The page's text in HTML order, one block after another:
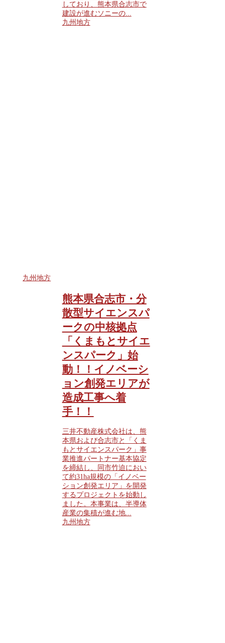
しており、熊本県合志市で
建設が進むソニーの...
九州地方
九州地方
熊本県合志市・分
散型サイエンスパ
ークの中核拠点
「くまもとサイエ
ンスパーク」始
動！！イノベーシ
ョン創発エリアが
造成工事へ着
手！！
三井不動産株式会社は、熊
本県および合志市と「くま
もとサイエンスパーク」事
業推進パートナー基本協定
を締結し、同市竹迫におい
て約31ha規模の「イノベー
ション創発エリア」を開発
するプロジェクトを始動し
ました。本事業は、半導体
産業の集積が進む地...
九州地方